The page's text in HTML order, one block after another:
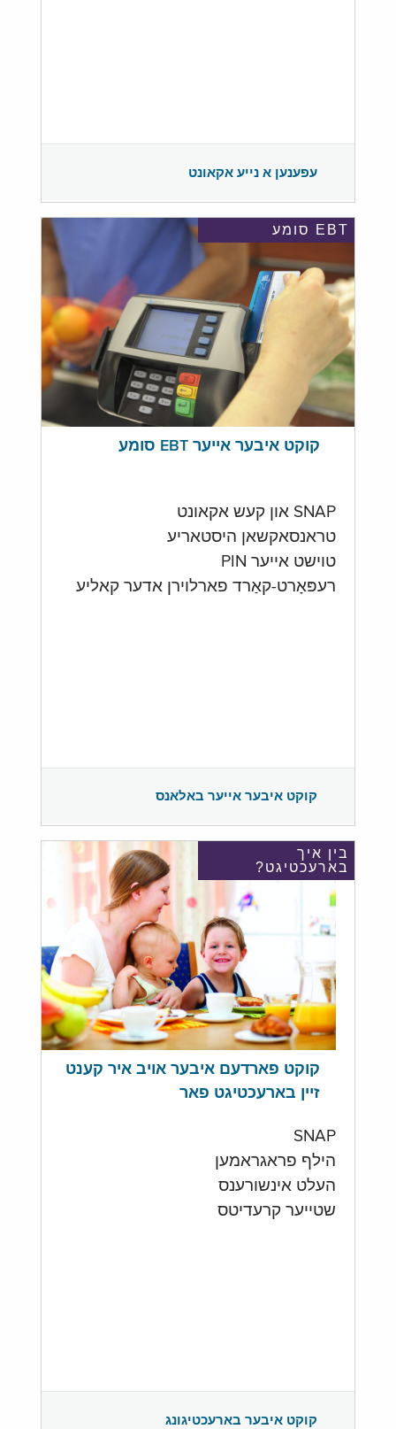
עפענען א נייע אקאונט
EBT סומע
קוקט איבער אייער EBT סומע
SNAP און קעש אקאונט
טראנסאקשאן היסטאריע
טוישט אייער PIN
רעפּאָרט-קאַרד פארלוירן אדער קאליע
קוקט איבער אייער באלאנס
בין איך
בארעכטיגט?
קוקט פארדעם איבער אויב איר קענט
זיין בארעכטיגט פאר
SNAP
הילף פראגראמען
העלט אינשורענס
שטייער קרעדיטס
קוקט איבער בארעכטיגונג